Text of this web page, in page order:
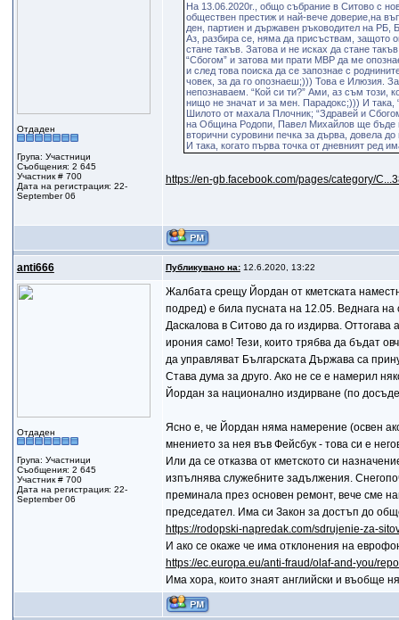
Отдаден
Група: Участници
Съобщения: 2 645
Участник # 700
Дата на регистрация: 22-
September 06
На 13.06.2020г., общо събрание в Ситово с
обществен престиж и най-вече доверие,на
ден, партиен и държавен ръководител на РБ,
Аз, разбира се, няма да присъствам, защото
стане такъв. Затова и не исках да стане
“Сбогом” и затова ми прати МВР да ме
и след това поиска да се запознае с
човек, за да го опознаеш;))) Това е Илюзия.
непознаваем. “Кой си ти?” Ами, аз съм този,
нищо не значат и за мен. Парадокс;))) И
Шилото от махала Плочник; “Здравей и
на Община Родопи, Павел Михайлов ще бъде
вторични суровини печка за дърва, довела
И така, когато първа точка от дневният ред
https://en-gb.facebook.com/pages/category/
anti666 Публикувано на:12.6.2020, 13:22
Отдаден
Група: Участници
Съобщения: 2 645
Участник # 700
Дата на регистрация: 22-
September 06
Жалбата срещу Йордан от кметската
подред) е била пусната на 12.05. Веднага
Даскалова в Ситово да го издирва.
ирония само! Тези, които трябва да бъдат
да управляват Българската Държава са
Става дума за друго. Ако не се е намерил
Йордан за национално издирване (по
Ясно е, че Йордан няма намерение (освен
мнението за нея във Фейсбук - това си е
Или да се отказва от кметското си
изпълнява служебните задължения.
преминала през основен ремонт, вече сме
председател. Има си Закон за достъп до
https://rodopski-napredak.com/sdrujenie-za-
И ако се окаже че има отклонения на
https://ec.europa.eu/anti-fraud/olaf-and-you/
Има хора, които знаят английски и въобще